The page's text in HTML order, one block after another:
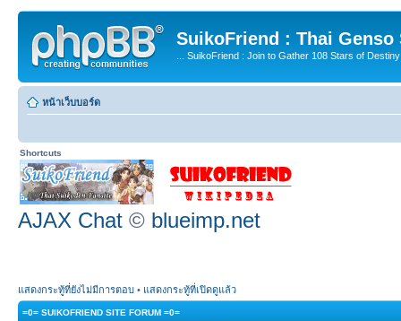
SuikoFriend : Thai Genso
... SuikoFriend : Join to Gather 108 Stars of
หน้าเว็บบอร์ด
Shortcuts
AJAX Chat © blueimp.net
แสดงกระทู้ที่ยังไม่มีการตอบ • แสดงกระทู้ที่เปิดดูแล้ว
=0= SUIKOFRIEND SITE FORUM =0=